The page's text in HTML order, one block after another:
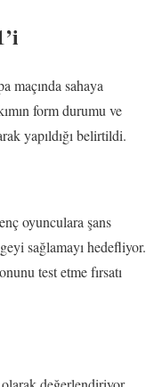
maçında sahaya
form durumu ve
yapıldığı belirtildi.
oyunculara şans
sağlamayı hedefliyor.
test etme fırsatı